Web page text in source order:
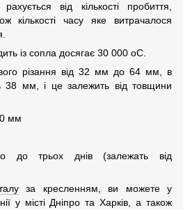
від кількості пробиття,
кількості часу яке витрачалося
із сопла досягає 30 000 оС.
різання від 32 мм до 64 мм, в
38 мм, і це залежить від товщини
мм
до трьох днів (залежать від
за кресленням, ви можете у
у місті Дніпро та Харків, а також